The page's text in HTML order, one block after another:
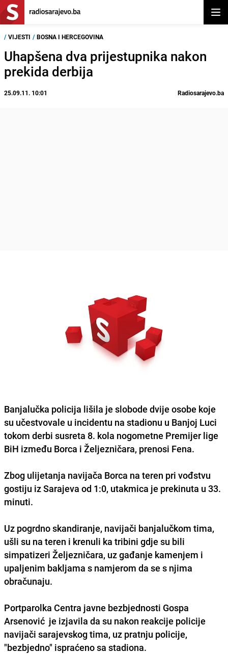
/ VIJESTI / BOSNA I HERCEGOVINA
Uhapšena dva prijestupnika nakon
prekida derbija
25.09.11. 10:01 Radiosarajevo.ba
Banjalučka policija lišila je slobode dvije osobe koje
su učestvovale u incidentu na stadionu u Banjoj Luci
tokom derbi susreta 8. kola nogometne Premijer lige
BiH između Borca i Željezničara, prenosi Fena.
Zbog ulijetanja navijača Borca na teren pri vođstvu
gostiju iz Sarajeva od 1:0, utakmica je prekinuta u 33.
minuti.
Uz pogrdno skandiranje, navijači banjalučkom tima,
ušli su na teren i krenuli ka tribini gdje su bili
simpatizeri Željezničara, uz gađanje kamenjem i
upaljenim bakljama s namjerom da se s njima
obračunaju.
Portparolka Centra javne bezbjednosti Gospa
Arsenović je izjavila da su nakon reakcije policije
navijači sarajevskog tima, uz pratnju policije,
"bezbjedno" ispraćeno sa stadiona.